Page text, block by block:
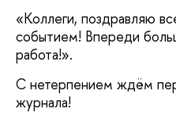
«Коллеги, поздравляю
событием! Впереди
работа!».
С нетерпением ждём
журнала!